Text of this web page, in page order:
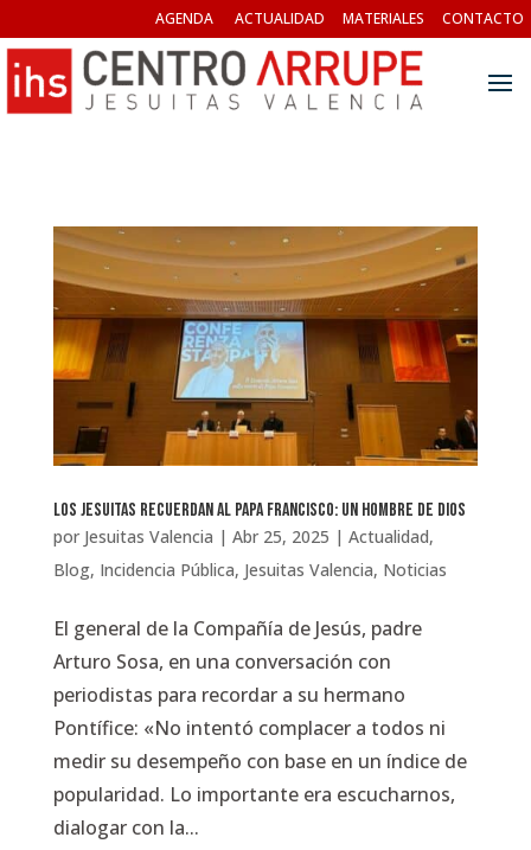
AGENDA ACTUALIDAD MATERIALES CONTACTO
Los jesuitas recuerdan al Papa Francisco: Un hombre de Dios
por Jesuitas Valencia | Abr 25, 2025 | Actualidad,
Blog, Incidencia Pública, Jesuitas Valencia, Noticias
El general de la Compañía de Jesús, padre
Arturo Sosa, en una conversación con
periodistas para recordar a su hermano
Pontífice: «No intentó complacer a todos ni
medir su desempeño con base en un índice de
popularidad. Lo importante era escucharnos,
dialogar con la...